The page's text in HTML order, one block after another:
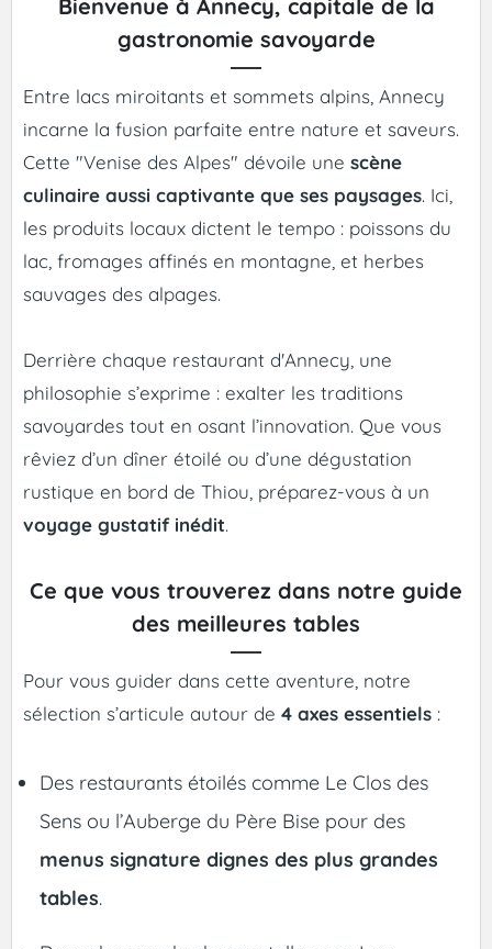
Bienvenue à Annecy, capitale de la
gastronomie savoyarde
Entre lacs miroitants et sommets alpins, Annecy
incarne la fusion parfaite entre nature et saveurs.
Cette "Venise des Alpes" dévoile une scène
culinaire aussi captivante que ses paysages. Ici,
les produits locaux dictent le tempo : poissons du
lac, fromages affinés en montagne, et herbes
sauvages des alpages.
Derrière chaque restaurant d'Annecy, une
philosophie s’exprime : exalter les traditions
savoyardes tout en osant l’innovation. Que vous
rêviez d’un dîner étoilé ou d’une dégustation
rustique en bord de Thiou, préparez-vous à un
voyage gustatif inédit.
Ce que vous trouverez dans notre guide
des meilleures tables
Pour vous guider dans cette aventure, notre
sélection s’articule autour de 4 axes essentiels :
Des restaurants étoilés comme Le Clos des
Sens ou l’Auberge du Père Bise pour des
menus signature dignes des plus grandes
tables.